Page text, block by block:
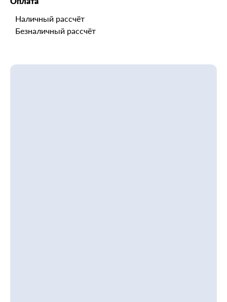
Наличный рассчёт
Безналичный рассчёт